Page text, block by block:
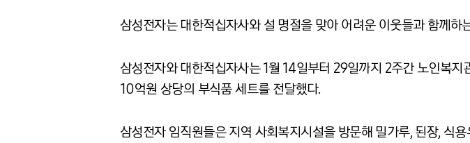
삼성전자는 대한적십자사와 설 명절을 맞아 어려운 이웃들과 함께하
삼성전자와 대한적십자사는 1월 14일부터 29일까지 2주간 노인복
10억원 상당의 부식품 세트를 전달했다.
삼성전자 임직원들은 지역 사회복지시설을 방문해 밀가루, 된장, 식